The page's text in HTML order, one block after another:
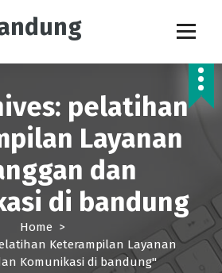
pelatihan
Layanan
dan
di bandung
Home >
Keterampilan Layanan
Komunikasi di bandung"